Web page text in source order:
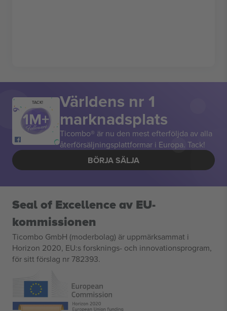
TACK! Världens nr 1
marknadsplats
Ticombo® är nu den mest efterföljda av alla
återförsäljningsplattformar i Europa. Tack!
BÖRJA SÄLJA
Seal of Excellence av EU-
kommissionen
Ticombo GmbH (moderbolag) är uppmärksammat i
Horizon 2020, EU:s forsknings- och innovationsprogram,
för sitt förslag nr 782393.